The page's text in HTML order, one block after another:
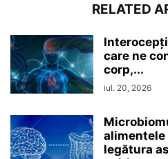
RELATED
care ne
corp,...
iul. 20, 2026
legătura